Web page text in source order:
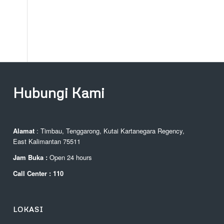
Hubungi Kami
Alamat : Timbau, Tenggarong, Kutai Kartanegara Regency,
East Kalimantan 75511
Jam Buka :Open 24 hours
Call Center : 110
LOKASI